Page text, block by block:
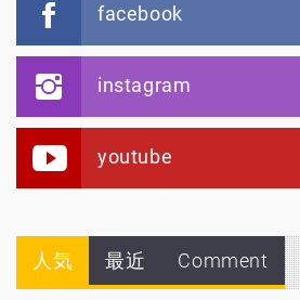
facebook
instagram
youtube
人気 最近 Comment